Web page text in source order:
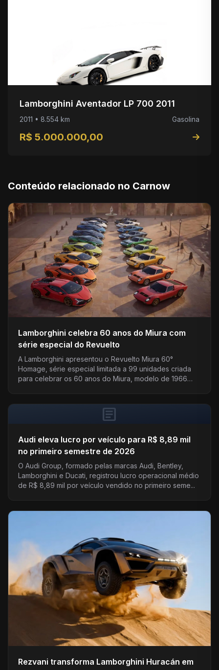
Lamborghini Aventador LP 700 2011
2011 • 8.554 km Gasolina
R$ 5.000.000,00
Conteúdo relacionado no Carnow
Lamborghini celebra 60 anos do Miura com
série especial do Revuelto
A Lamborghini apresentou o Revuelto Miura 60°
Homage, série especial limitada a 99 unidades criada
para celebrar os 60 anos do Miura, modelo de 1966…
article
Audi eleva lucro por veículo para R$ 8,89 mil
no primeiro semestre de 2026
O Audi Group, formado pelas marcas Audi, Bentley,
Lamborghini e Ducati, registrou lucro operacional médio
de R$ 8,89 mil por veículo vendido no primeiro seme...
Rezvani transforma Lamborghini Huracán em